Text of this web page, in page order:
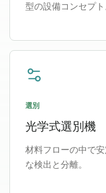
型の設備コンセプト
選別
光学式選別機
材料フローの中で
な検出と分離。